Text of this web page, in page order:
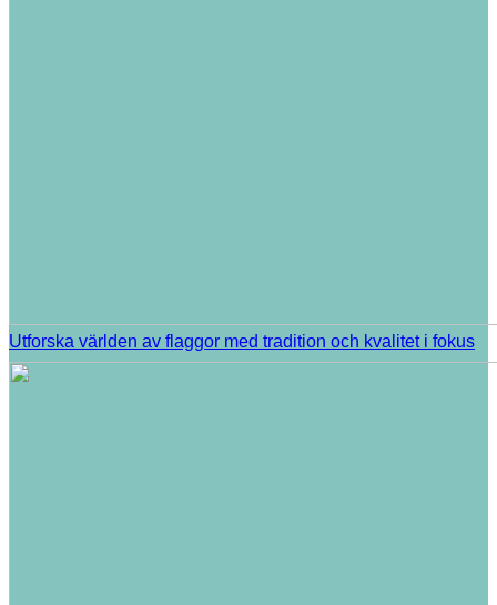
Utforska världen av flaggor med tradition och kvalitet i fokus